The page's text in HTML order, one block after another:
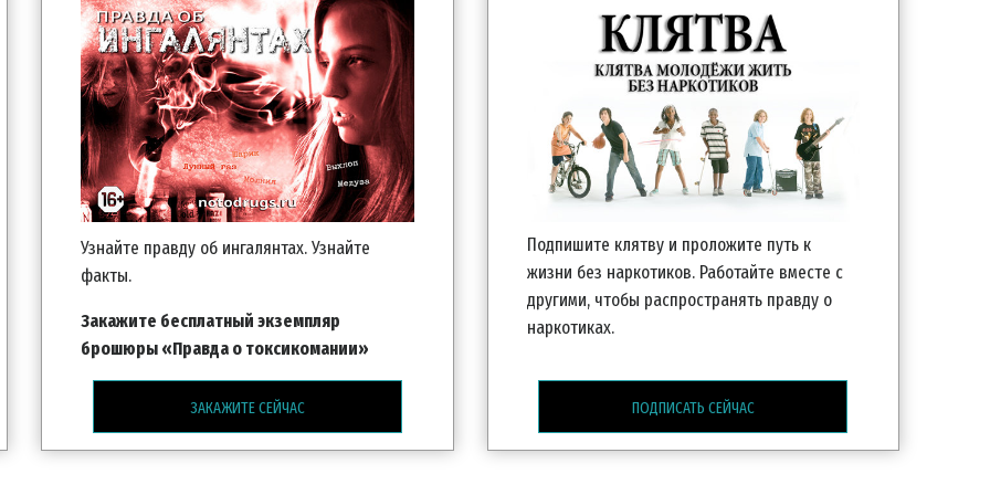
Узнайте правду об ингалянтах. Узнайте
факты.
Закажите бесплатный экземпляр
брошюры «Правда о токсикомании»
ЗАКАЖИТЕ СЕЙЧАС
Подпишите клятву и проложите путь к
жизни без наркотиков. Работайте вместе с
другими, чтобы распространять правду о
наркотиках.
ПОДПИСАТЬ СЕЙЧАС